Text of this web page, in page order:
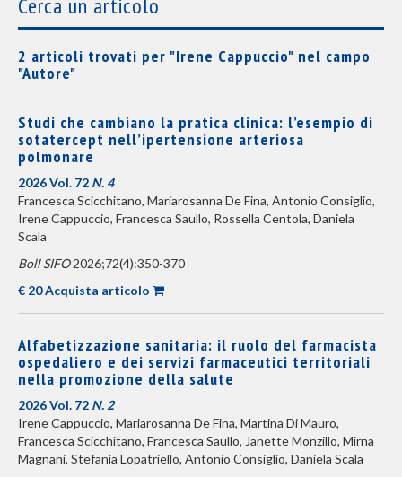
Cerca un articolo
2 articoli trovati per "Irene Cappuccio" nel campo
"Autore"
Studi che cambiano la pratica clinica: l’esempio di
sotatercept nell’ipertensione arteriosa
polmonare
2026 Vol. 72 N. 4
Francesca Scicchitano, Mariarosanna De Fina, Antonio Consiglio,
Irene Cappuccio, Francesca Saullo, Rossella Centola, Daniela
Scala
Boll SIFO2026;72(4):350-370
€ 20 Acquista articolo
Alfabetizzazione sanitaria: il ruolo del farmacista
ospedaliero e dei servizi farmaceutici territoriali
nella promozione della salute
2026 Vol. 72 N. 2
Irene Cappuccio, Mariarosanna De Fina, Martina Di Mauro,
Francesca Scicchitano, Francesca Saullo, Janette Monzillo, Mirna
Magnani, Stefania Lopatriello, Antonio Consiglio, Daniela Scala